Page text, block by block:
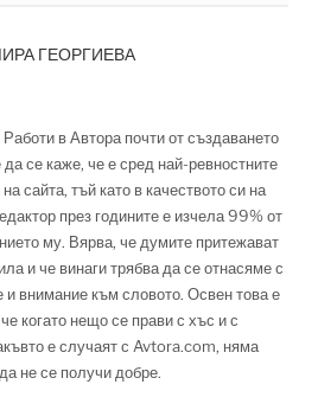
ГЕОРГИЕВА
в Автора почти от създаването
се каже, че е сред най-ревностните
сайта, тъй като в качеството си на
през годините е изчела 99% от
му. Вярва, че думите притежават
и че винаги трябва да се отнасяме с
и внимание към словото. Освен това е
когато нещо се прави с хъс и с
е случаят с Avtora.com, няма
не се получи добре.